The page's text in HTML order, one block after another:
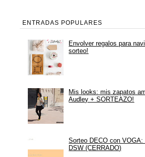
ENTRADAS POPULARES
Envolver regalos para
sorteo!
Mis looks: mis zapatos
Audley + SORTEAZO!
Sorteo DECO con
DSW (CERRADO)